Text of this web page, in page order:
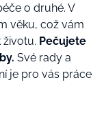
o druhé. V
věku, což vám
Pečujete
Své rady a
je pro vás práce